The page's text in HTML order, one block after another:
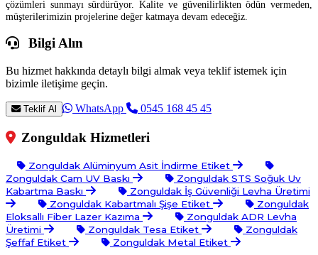
çözümleri sunmayı sürdürüyor. Kalite ve güvenilirlikten ödün vermeden,
müşterilerimizin projelerine değer katmaya devam edeceğiz.
Bilgi Alın
Bu hizmet hakkında detaylı bilgi almak veya teklif istemek için
bizimle iletişime geçin.
Teklif Al WhatsApp 0545 168 45 45
Zonguldak Hizmetleri
Zonguldak Alüminyum Asit İndirme Etiket
Zonguldak Cam UV Baskı
Zonguldak STS Soğuk Uv
Kabartma Baskı
Zonguldak İş Güvenliği Levha Üretimi
Zonguldak Kabartmalı Şişe Etiket
Zonguldak
Eloksallı Fiber Lazer Kazıma
Zonguldak ADR Levha
Üretimi
Zonguldak Tesa Etiket
Zonguldak
Şeffaf Etiket
Zonguldak Metal Etiket